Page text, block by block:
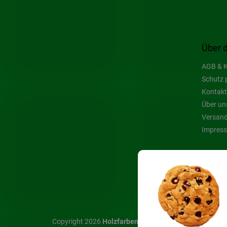
Über
AGB &
Schutz
Kontakt
Über
Copyright 2026 Holzfarben Hahn . Alle Rechte